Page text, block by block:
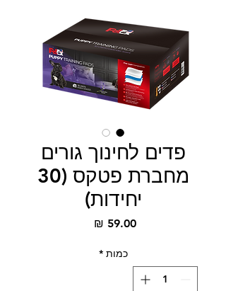
פדים לחינוך גורים
מחברת פטקס (30
יחידות)
‏59.00 ‏₪
כמות *